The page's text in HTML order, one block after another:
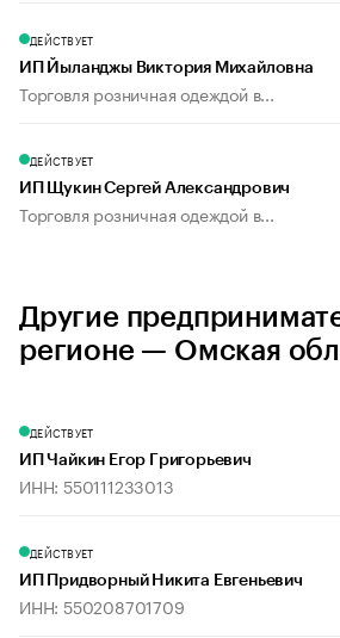
ДЕЙСТВУЕТ
ИП Йыланджы Виктория Михайловна
Торговля розничная одеждой в...
ДЕЙСТВУЕТ
ИП Щукин Сергей Александрович
Торговля розничная одеждой в...
Другие
регионе — Омская
ДЕЙСТВУЕТ
ИП Чайкин Егор Григорьевич
ИНН: 550111233013
ДЕЙСТВУЕТ
ИП Придворный Никита Евгеньевич
ИНН: 550208701709